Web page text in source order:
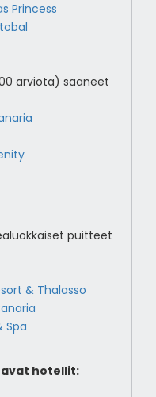
Princess
arviota) saaneet
puitteet
& Thalasso
Spa
hotellit: